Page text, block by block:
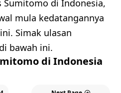
Sumitomo di Indonesia,
mula kedatangannya
Simak ulasan
bawah ini.
di Indonesia